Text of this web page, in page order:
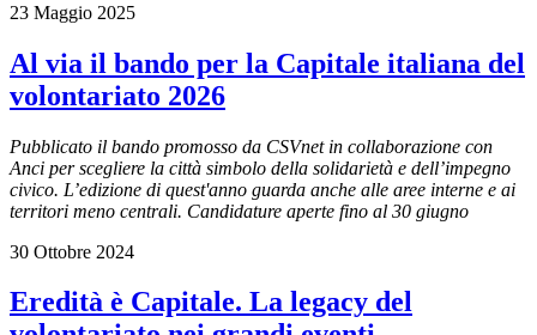
23 Maggio 2025
Al via il bando per la Capitale italiana del
volontariato 2026
Pubblicato il bando promosso da CSVnet in collaborazione con
Anci per scegliere la città simbolo della solidarietà e dell’impegno
civico. L’edizione di quest'anno guarda anche alle aree interne e ai
territori meno centrali. Candidature aperte fino al 30 giugno
30 Ottobre 2024
Eredità è Capitale. La legacy del